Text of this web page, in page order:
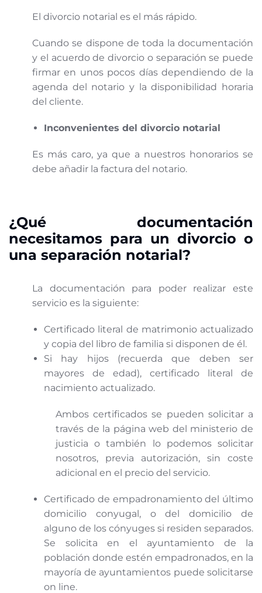
El divorcio notarial es el más rápido.
Cuando se dispone de toda la documentación
y el acuerdo de divorcio o separación se puede
firmar en unos pocos días dependiendo de la
agenda del notario y la disponibilidad horaria
del cliente.
Inconvenientes del divorcio notarial
Es más caro, ya que a nuestros honorarios se
debe añadir la factura del notario.
¿Qué documentación
necesitamos para un divorcio o
una separación notarial?
La documentación para poder realizar este
servicio es la siguiente:
Certificado literal de matrimonio actualizado
y copia del libro de familia si disponen de él.
Si hay hijos (recuerda que deben ser
mayores de edad), certificado literal de
nacimiento actualizado.
Ambos certificados se pueden solicitar a
través de la página web del ministerio de
justicia o también lo podemos solicitar
nosotros, previa autorización, sin coste
adicional en el precio del servicio.
Certificado de empadronamiento del último
domicilio conyugal, o del domicilio de
alguno de los cónyuges si residen separados.
Se solicita en el ayuntamiento de la
población donde estén empadronados, en la
mayoría de ayuntamientos puede solicitarse
on line.